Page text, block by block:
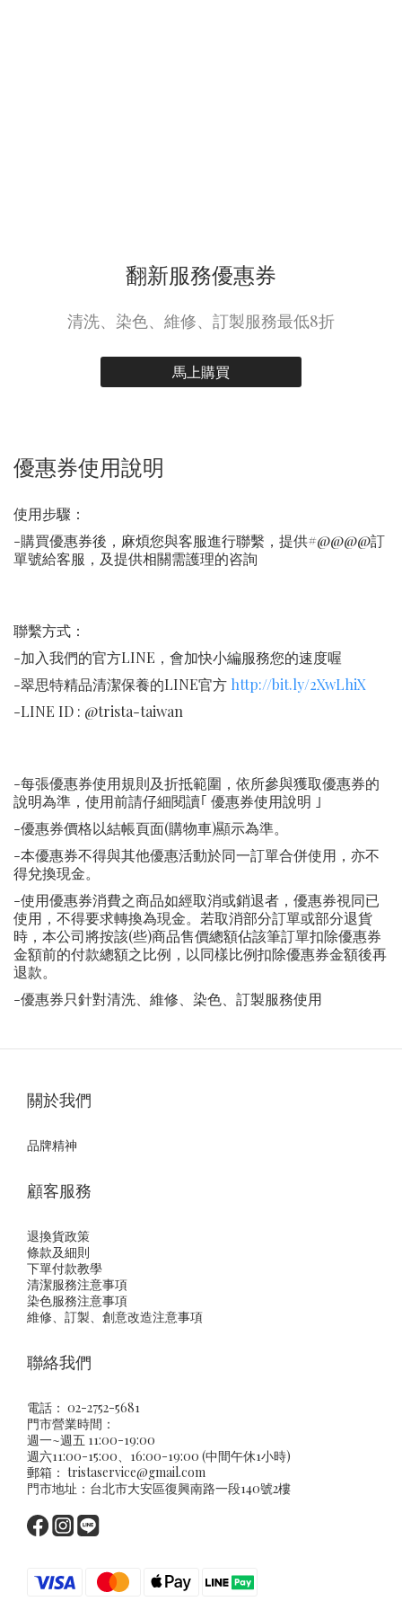
翻新服務優惠券
清洗、染色、維修、訂製服務最低8折
馬上購買
優惠券使用說明
使用步驟：
-購買優惠券後，麻煩您與客服進行聯繫，提供#@@@@訂
單號給客服，及提供相關需護理的咨詢
聯繫方式：
-加入我們的官方LINE，會加快小編服務您的速度喔
-翠思特精品清潔保養的LINE官方 http://bit.ly/2XwLhiX
-LINE ID : @trista-taiwan
-每張優惠券使用規則及折抵範圍，依所參與獲取優惠券的
說明為準，使用前請仔細閱讀｢ 優惠券使用說明 ｣
-優惠券價格以結帳頁面(購物車)顯示為準。
-本優惠券不得與其他優惠活動於同一訂單合併使用，亦不
得兌換現金。
-使用優惠券消費之商品如經取消或銷退者，優惠券視同已
使用，不得要求轉換為現金。若取消部分訂單或部分退貨
時，本公司將按該(些)商品售價總額佔該筆訂單扣除優惠券
金額前的付款總額之比例，以同樣比例扣除優惠券金額後再
退款。
-優惠券只針對清洗、維修、染色、訂製服務使用
關於我們
品牌精神
顧客服務
退換貨政策
條款及細則
下單付款教學
清潔服務注意事項
染色服務注意事項
維修、訂製、創意改造注意事項
聯絡我們
電話： 02-2752-5681
門市營業時間：
週一~週五 11:00-19:00
週六11:00-15:00、16:00-19:00 (中間午休1小時)
郵箱： tristaservice@gmail.com
門市地址：台北市大安區復興南路一段140號2樓